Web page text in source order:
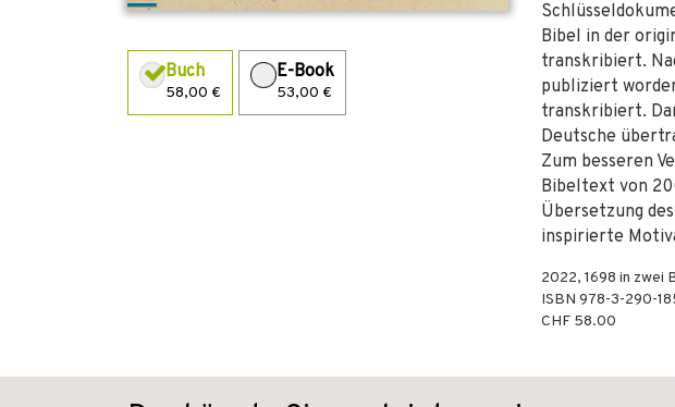
Buch
58,00 €
E-Book
53,00 €
Bibel in der
transkribiert.
publiziert
transkribiert.
Deutsche
Zum besseren
Bibeltext von
Übersetzung
inspirierte
2022, 1698 in zwei
ISBN 978-3-290-
CHF 58.00